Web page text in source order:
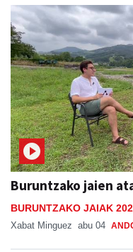
Buruntzako jaien
BURUNTZAKO JAIAK
Xabat Minguez abu 04